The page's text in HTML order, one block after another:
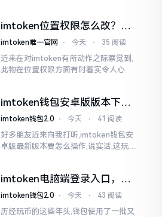
imtoken位置权限怎么改？手
把手教你搞定
imtoken唯一官网 ⋅ 今天 ⋅ 35 阅读
近来在对imtoken有所动作之际察觉到,
此物在位置权限方面有时着实令人心生
的模样
imtoken钱包安卓版版本下载
安装教程
imtoken钱包2.0 ⋅ 今天 ⋅ 41 阅读
好多朋友近来向我打听,imtoken钱包安
卓版最新版本要怎么操作,说实话,这玩意
0版本
imtoken电脑端登录入口，地
址在这里
imtoken钱包2.0 ⋅ 今天 ⋅ 43 阅读
历经玩币的这些年头,钱包使用了一批又